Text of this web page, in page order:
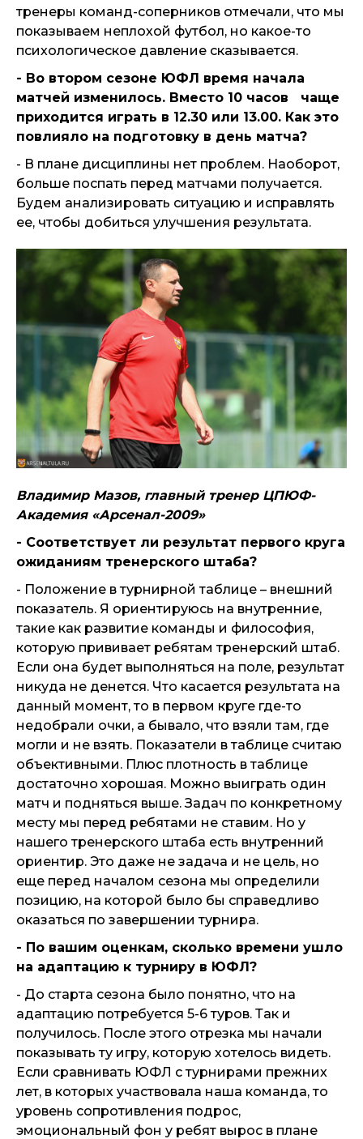
тренеры команд-соперников отмечали, что мы
показываем неплохой футбол, но какое-то
психологическое давление сказывается.
- Во втором сезоне ЮФЛ время начала
матчей изменилось. Вместо 10 часов чаще
приходится играть в 12.30 или 13.00. Как это
повлияло на подготовку в день матча?
- В плане дисциплины нет проблем. Наоборот,
больше поспать перед матчами получается.
Будем анализировать ситуацию и исправлять
ее, чтобы добиться улучшения результата.
Владимир Мазов, главный тренер ЦПЮФ-
Академия «Арсенал-2009»
- Соответствует ли результат первого круга
ожиданиям тренерского штаба?
- Положение в турнирной таблице – внешний
показатель. Я ориентируюсь на внутренние,
такие как развитие команды и философия,
которую прививает ребятам тренерский штаб.
Если она будет выполняться на поле, результат
никуда не денется. Что касается результата на
данный момент, то в первом круге где-то
недобрали очки, а бывало, что взяли там, где
могли и не взять. Показатели в таблице считаю
объективными. Плюс плотность в таблице
достаточно хорошая. Можно выиграть один
матч и подняться выше. Задач по конкретному
месту мы перед ребятами не ставим. Но у
нашего тренерского штаба есть внутренний
ориентир. Это даже не задача и не цель, но
еще перед началом сезона мы определили
позицию, на которой было бы справедливо
оказаться по завершении турнира.
- По вашим оценкам, сколько времени ушло
на адаптацию к турниру в ЮФЛ?
- До старта сезона было понятно, что на
адаптацию потребуется 5-6 туров. Так и
получилось. После этого отрезка мы начали
показывать ту игру, которую хотелось видеть.
Если сравнивать ЮФЛ с турнирами прежних
лет, в которых участвовала наша команда, то
уровень сопротивления подрос,
эмоциональный фон у ребят вырос в плане